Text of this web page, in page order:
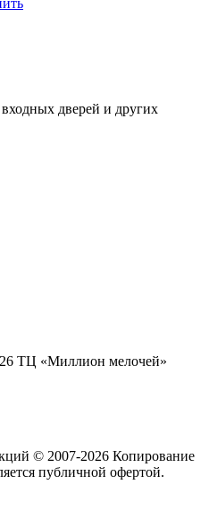
дверей и других
ТЦ «Миллион мелочей»
© 2007-2026 Копирование
публичной офертой.